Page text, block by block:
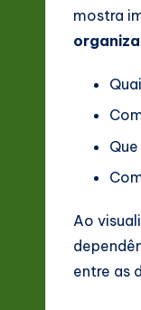
In
ti
mostra
Ao
entre as